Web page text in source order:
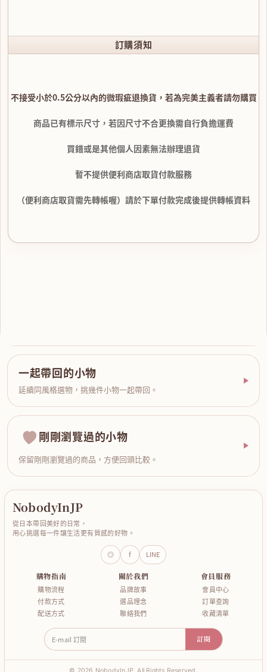
訂購須知
不接受小於0.5公分以內的微瑕疵退換貨，若為完美主義者請勿購買
商品已有標示尺寸，若因尺寸不合更換需自行負擔運費
買錯或是其他個人因素無法辦理退貨
暫不提供便利商店取貨付款服務
（便利商店取貨需先轉帳喔）請於下單付款完成後提供轉帳資料
一起帶回的小物
延續同風格選物，挑幾件小物一起帶回。
剛剛瀏覽過的小物
保留剛剛瀏覽過的商品，方便回頭比較。
NobodyInJP
從日本帶回美好的日常，
用心挑選每一件讓生活更有質感的好物。
◎ f LINE
購物指南
購物流程
付款方式
配送方式
關於我們
品牌故事
選品理念
聯絡我們
會員服務
會員中心
訂單查詢
收藏清單
E-mail 訂閱 訂閱
© 2026 NobodyInJP. All Rights Reserved.